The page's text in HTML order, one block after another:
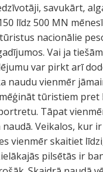
savukārt,
līdz 500 MN
nacionālie
Vai ja
var pirkt arī
naudu vienmēr
tūristiem
Tāpat
Veikalos, kur
vienmēr skaitiet
pilsētās ir